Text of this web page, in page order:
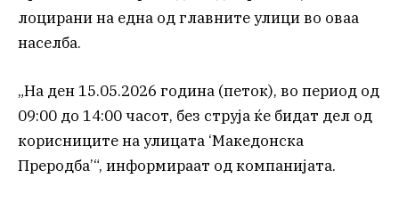
лоцирани на една од главните улици во оваа
населба.
„На ден 15.05.2026 година (петок), во период од
09:00 до 14:00 часот, без струја ќе бидат дел од
корисниците на улицата ‘Македонска
Преродба’“, информираат од компанијата.